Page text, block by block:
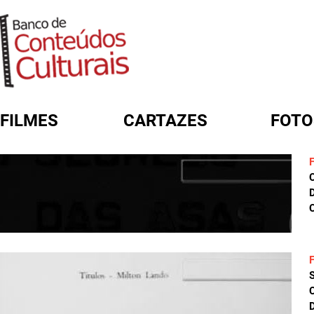
FILMES CARTAZES
FORMULÁRIO DE BUSCA